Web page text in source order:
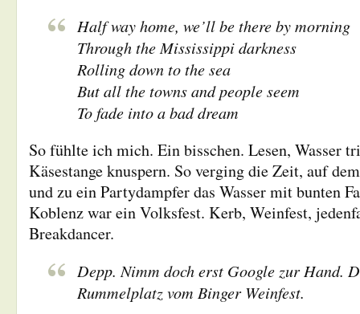
Half way home, we’ll be there by morning
Through the Mississippi darkness
Rolling down to the sea
But all the towns and people seem
To fade into a bad dream
So fühlte ich mich. Ein bisschen. Lesen, Wasser
Käsestange knuspern. So verging die Zeit, auf
und zu ein Partydampfer das Wasser mit bunten
Koblenz war ein Volksfest. Kerb, Weinfest,
Breakdancer.
Depp. Nimm doch erst Google zur Hand.
Rummelplatz vom Binger Weinfest.